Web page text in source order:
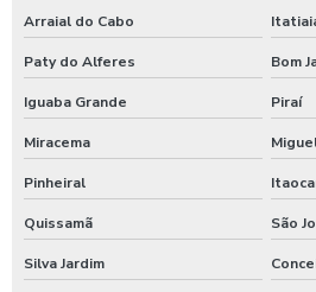
Lavagem de caminhão
Lavagem de caminhão equipamentos
Lavagem de caminhão de lixo
Lavagem de caminhão preço
Lavagem de carros self service
Lavagem expressa
Lavagem expressa de carros
Arraial do Cabo
Paty do Alferes Bom
Iguaba Grande Piraí
Miracema
Pinheiral
Quissamã São
Silva Jardim